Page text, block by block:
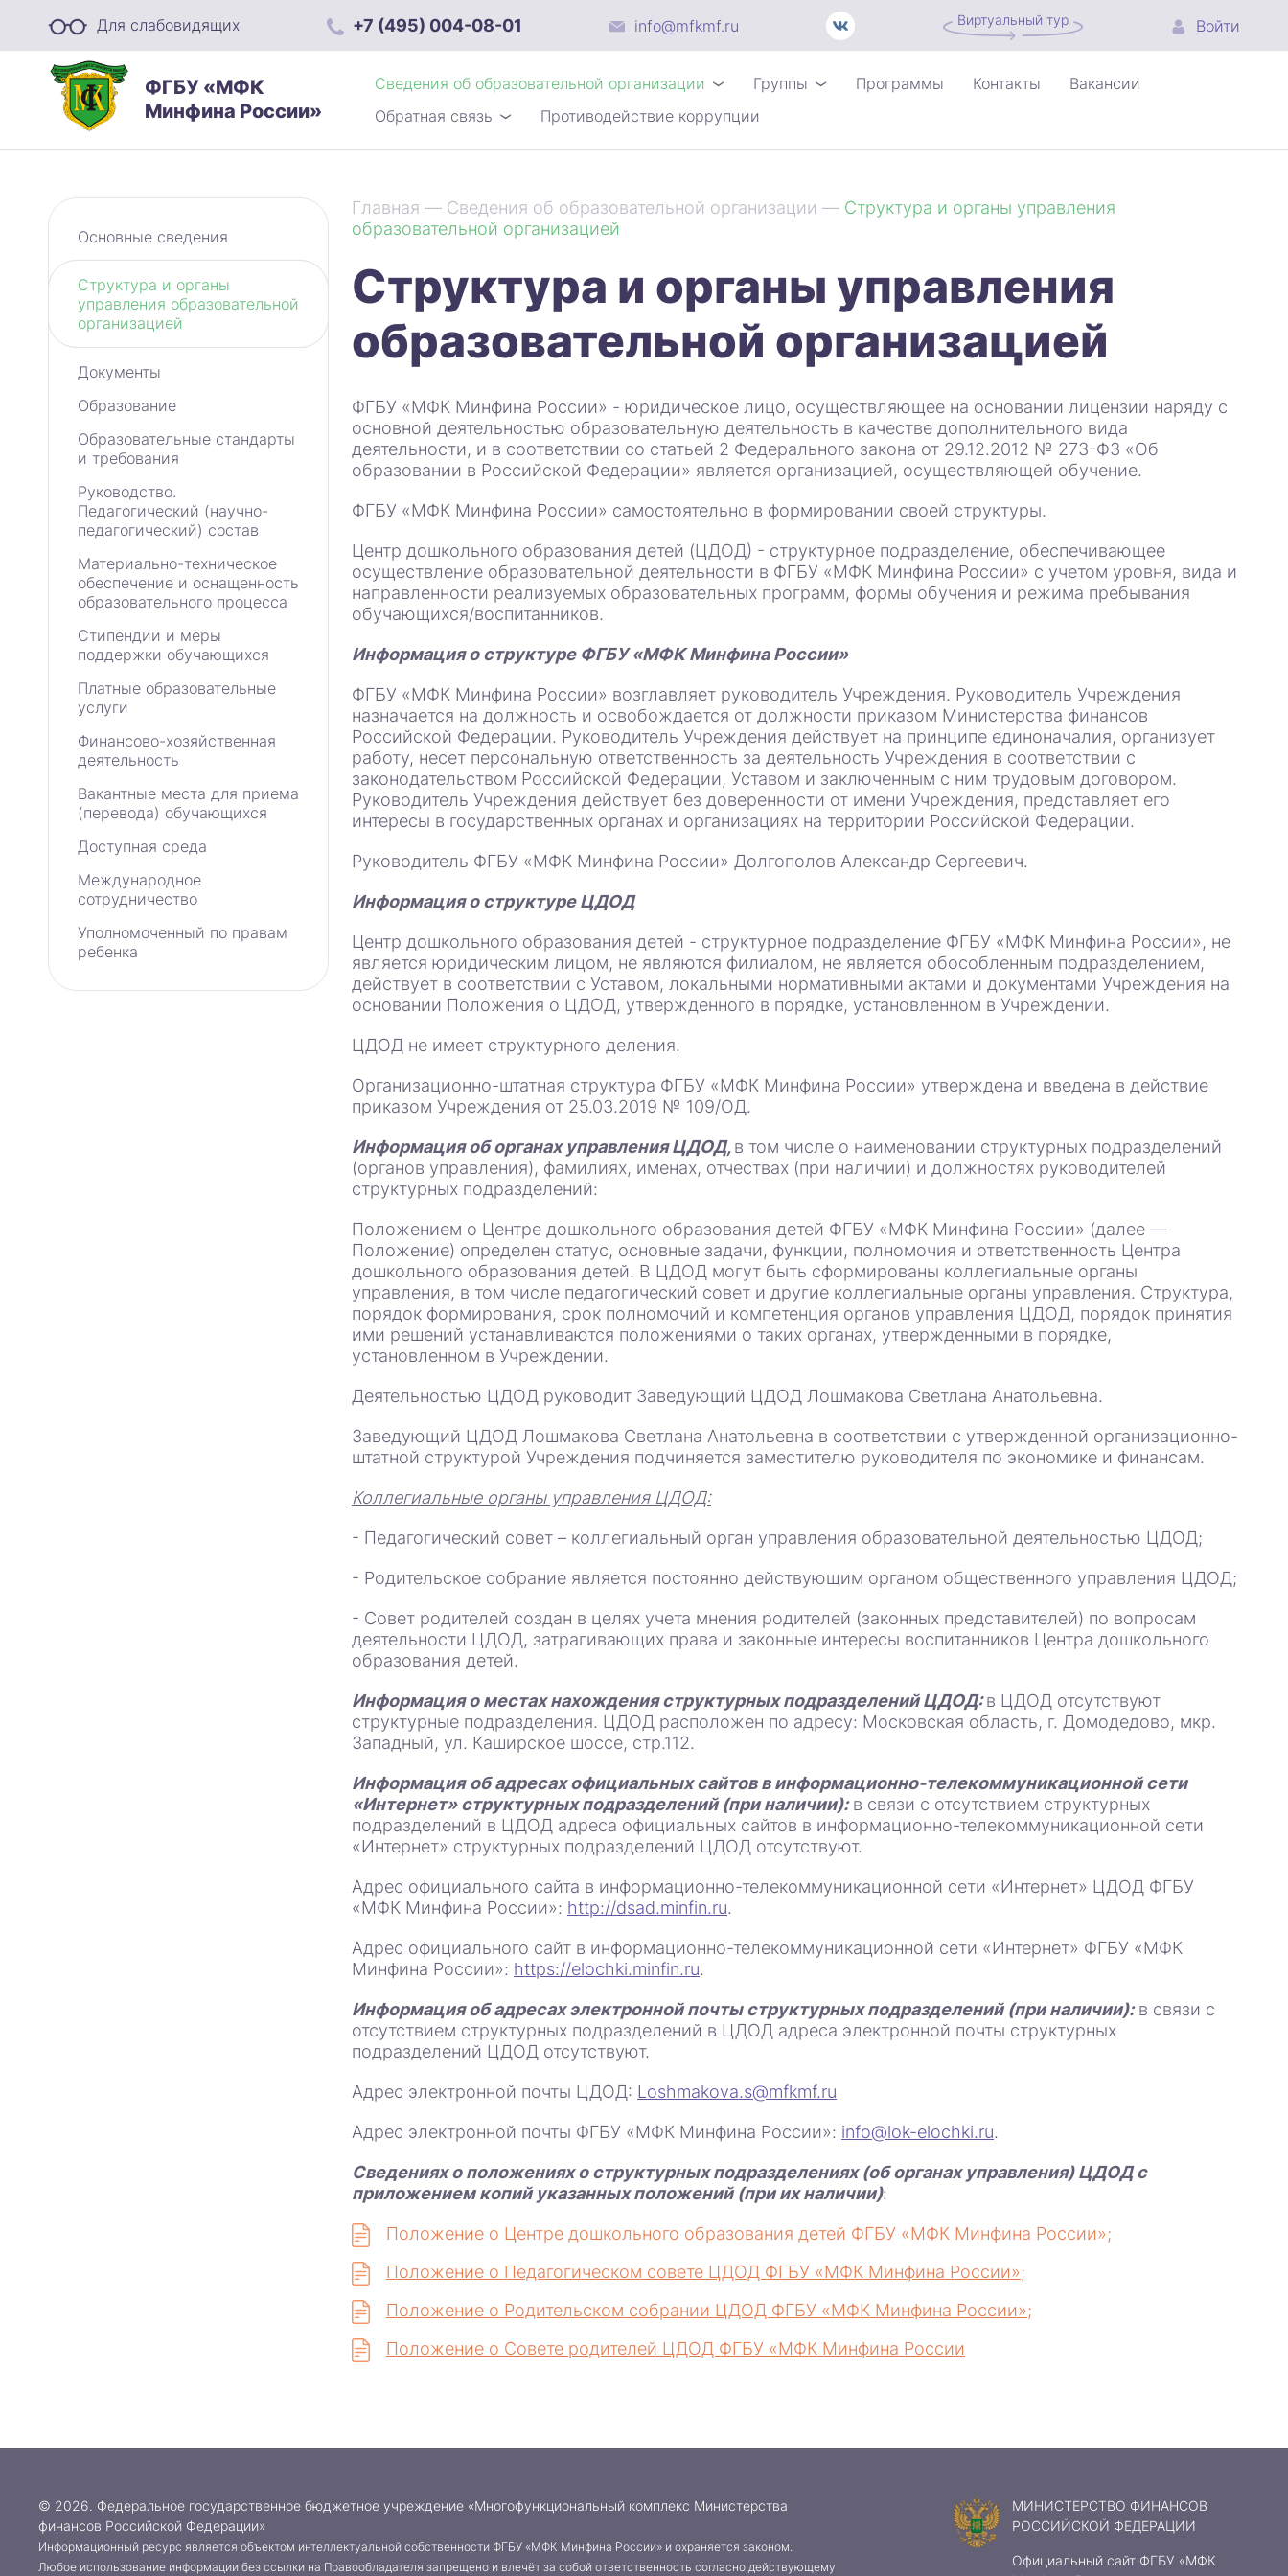
Для слабовидящих +7 (495) 004-08-01 info@mfkmf.ru Виртуальный тур Войти
ФГБУ «МФК
Минфина России»
Сведения об образовательной организации Группы Программы Контакты
Вакансии
Обратная связь
Противодействие коррупции
Основные сведения
Структура и органы
управления образовательной
организацией
Документы
Образование
Образовательные стандарты
и требования
Руководство.
Педагогический (научно-
педагогический) состав
Материально-техническое
обеспечение и оснащенность
образовательного процесса
Стипендии и меры
поддержки обучающихся
Платные образовательные
услуги
Финансово-хозяйственная
деятельность
Вакантные места для приема
(перевода) обучающихся
Доступная среда
Международное
сотрудничество
Уполномоченный по правам
ребенка
Главная — Сведения об образовательной организации — Структура и органы управления
образовательной организацией
Структура и органы управления
образовательной организацией
ФГБУ «МФК Минфина России» - юридическое лицо, осуществляющее на основании лицензии наряду с
основной деятельностью образовательную деятельность в качестве дополнительного вида
деятельности, и в соответствии со статьей 2 Федерального закона от 29.12.2012 № 273-ФЗ «Об
образовании в Российской Федерации» является организацией, осуществляющей обучение.
ФГБУ «МФК Минфина России» самостоятельно в формировании своей структуры.
Центр дошкольного образования детей (ЦДОД) - структурное подразделение, обеспечивающее
осуществление образовательной деятельности в ФГБУ «МФК Минфина России» с учетом уровня, вида и
направленности реализуемых образовательных программ, формы обучения и режима пребывания
обучающихся/воспитанников.
Информация о структуре ФГБУ «МФК Минфина России»
ФГБУ «МФК Минфина России» возглавляет руководитель Учреждения. Руководитель Учреждения
назначается на должность и освобождается от должности приказом Министерства финансов
Российской Федерации. Руководитель Учреждения действует на принципе единоначалия, организует
работу, несет персональную ответственность за деятельность Учреждения в соответствии с
законодательством Российской Федерации, Уставом и заключенным с ним трудовым договором.
Руководитель Учреждения действует без доверенности от имени Учреждения, представляет его
интересы в государственных органах и организациях на территории Российской Федерации.
Руководитель ФГБУ «МФК Минфина России» Долгополов Александр Сергеевич.
Информация о структуре ЦДОД
Центр дошкольного образования детей - структурное подразделение ФГБУ «МФК Минфина России», не
является юридическим лицом, не являются филиалом, не является обособленным подразделением,
действует в соответствии с Уставом, локальными нормативными актами и документами Учреждения на
основании Положения о ЦДОД, утвержденного в порядке, установленном в Учреждении.
ЦДОД не имеет структурного деления.
Организационно-штатная структура ФГБУ «МФК Минфина России» утверждена и введена в действие
приказом Учреждения от 25.03.2019 № 109/ОД.
Информация об органах управления ЦДОД,в том числе о наименовании структурных подразделений
(органов управления), фамилиях, именах, отчествах (при наличии) и должностях руководителей
структурных подразделений:
Положением о Центре дошкольного образования детей ФГБУ «МФК Минфина России» (далее —
Положение) определен статус, основные задачи, функции, полномочия и ответственность Центра
дошкольного образования детей. В ЦДОД могут быть сформированы коллегиальные органы
управления, в том числе педагогический совет и другие коллегиальные органы управления. Структура,
порядок формирования, срок полномочий и компетенция органов управления ЦДОД, порядок принятия
ими решений устанавливаются положениями о таких органах, утвержденными в порядке,
установленном в Учреждении.
Деятельностью ЦДОД руководит Заведующий ЦДОД Лошмакова Светлана Анатольевна.
Заведующий ЦДОД Лошмакова Светлана Анатольевна в соответствии с утвержденной организационно-
штатной структурой Учреждения подчиняется заместителю руководителя по экономике и финансам.
Коллегиальные органы управления ЦДОД:
- Педагогический совет – коллегиальный орган управления образовательной деятельностью ЦДОД;
- Родительское собрание является постоянно действующим органом общественного управления ЦДОД;
- Совет родителей создан в целях учета мнения родителей (законных представителей) по вопросам
деятельности ЦДОД, затрагивающих права и законные интересы воспитанников Центра дошкольного
образования детей.
Информация о местах нахождения структурных подразделений ЦДОД:в ЦДОД отсутствуют
структурные подразделения. ЦДОД расположен по адресу: Московская область, г. Домодедово, мкр.
Западный, ул. Каширское шоссе, стр.112.
Информация об адресах официальных сайтов в информационно-телекоммуникационной сети
«Интернет» структурных подразделений (при наличии):в связи с отсутствием структурных
подразделений в ЦДОД адреса официальных сайтов в информационно-телекоммуникационной сети
«Интернет» структурных подразделений ЦДОД отсутствуют.
Адрес официального сайта в информационно-телекоммуникационной сети «Интернет» ЦДОД ФГБУ
«МФК Минфина России»: http://dsad.minfin.ru.
Адрес официального сайт в информационно-телекоммуникационной сети «Интернет» ФГБУ «МФК
Минфина России»: https://elochki.minfin.ru.
Информация об адресах электронной почты структурных подразделений (при наличии):в связи с
отсутствием структурных подразделений в ЦДОД адреса электронной почты структурных
подразделений ЦДОД отсутствуют.
Адрес электронной почты ЦДОД: Loshmakova.s@mfkmf.ru
Адрес электронной почты ФГБУ «МФК Минфина России»: info@lok-elochki.ru.
Сведениях о положениях о структурных подразделениях (об органах управления) ЦДОД с
приложением копий указанных положений (при их наличии):
Положение о Центре дошкольного образования детей ФГБУ «МФК Минфина России»;
Положение о Педагогическом совете ЦДОД ФГБУ «МФК Минфина России»;
Положение о Родительском собрании ЦДОД ФГБУ «МФК Минфина России»;
Положение о Совете родителей ЦДОД ФГБУ «МФК Минфина России
© 2026. Федеральное государственное бюджетное учреждение «Многофункциональный комплекс Министерства
финансов Российской Федерации»
Информационный ресурс является объектом интеллектуальной собственности ФГБУ «МФК Минфина России» и охраняется законом.
Любое использование информации без ссылки на Правообладателя запрещено и влечёт за собой ответственность согласно действующему
МИНИСТЕРСТВО ФИНАНСОВ
РОССИЙСКОЙ ФЕДЕРАЦИИ
Официальный сайт ФГБУ «МФК